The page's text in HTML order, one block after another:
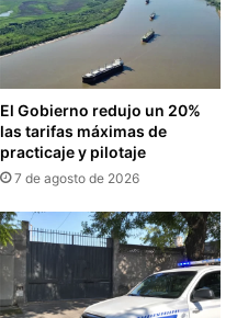
El Gobierno redujo un 20%
las tarifas máximas de
practicaje y pilotaje
7 de agosto de 2026